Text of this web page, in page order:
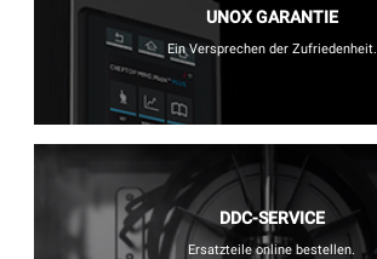
UNOX GARANTIE
Ein Versprechen der Zufriedenheit.
DDC-SERVICE
Ersatzteile online bestellen.